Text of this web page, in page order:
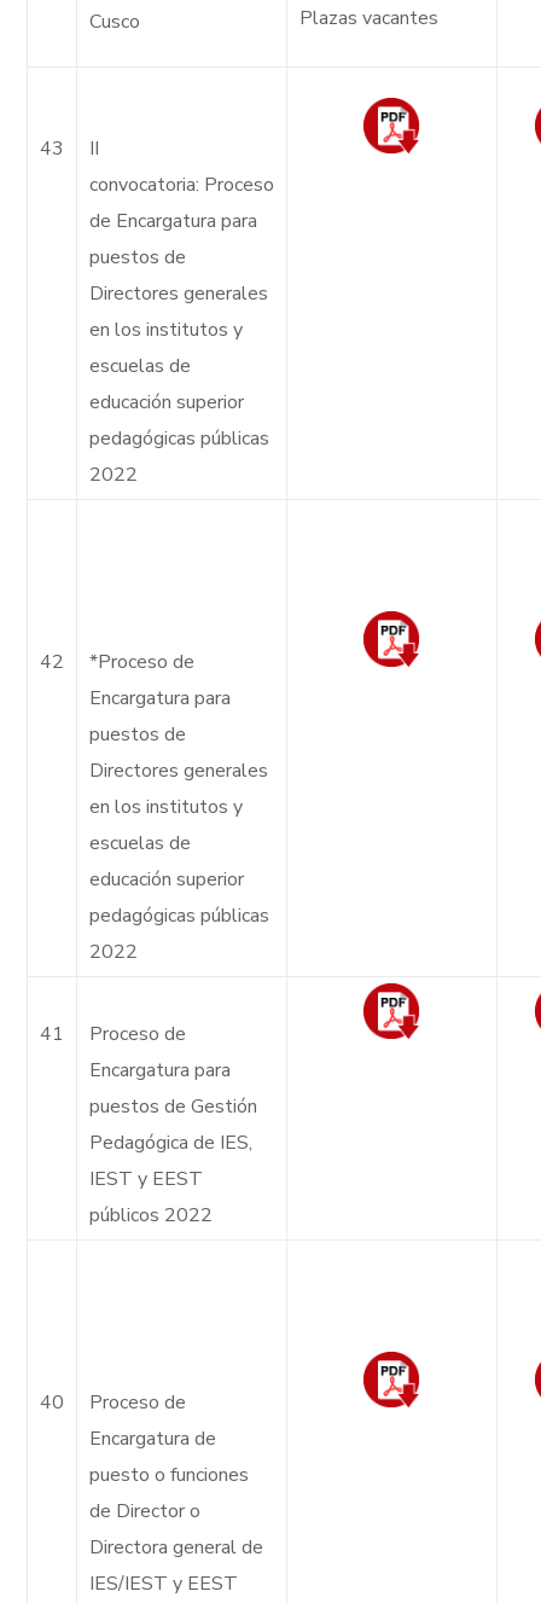
Cusco
Plazas vacantes
43
II
convocatoria: Proceso
de Encargatura para
puestos de
Directores generales
en los institutos y
escuelas de
educación superior
pedagógicas públicas
2022
42
*Proceso de
Encargatura para
puestos de
Directores generales
en los institutos y
escuelas de
educación superior
pedagógicas públicas
2022
41
Proceso de
Encargatura para
puestos de Gestión
Pedagógica de IES,
IEST y EEST
públicos 2022
40
Proceso de
Encargatura de
puesto o funciones
de Director o
Directora general de
IES/IEST y EEST